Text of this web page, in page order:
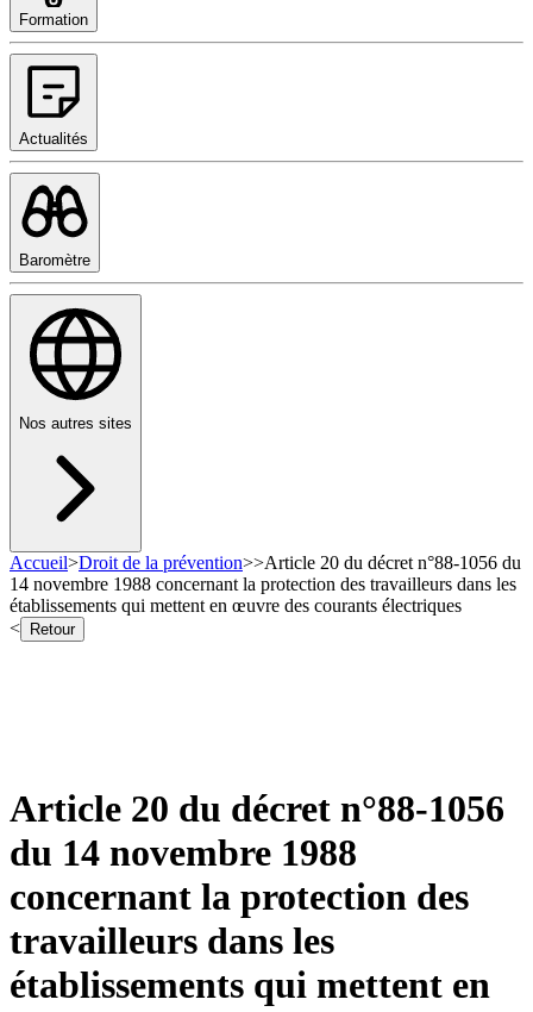
Formation
Actualités
Baromètre
Nos autres sites
Accueil>Droit de la prévention>>Article 20 du décret n°88-1056 du
14 novembre 1988 concernant la protection des travailleurs dans les
établissements qui mettent en œuvre des courants électriques
<
Retour
Article 20 du décret n°88-1056
du 14 novembre 1988
concernant la protection des
travailleurs dans les
établissements qui mettent en